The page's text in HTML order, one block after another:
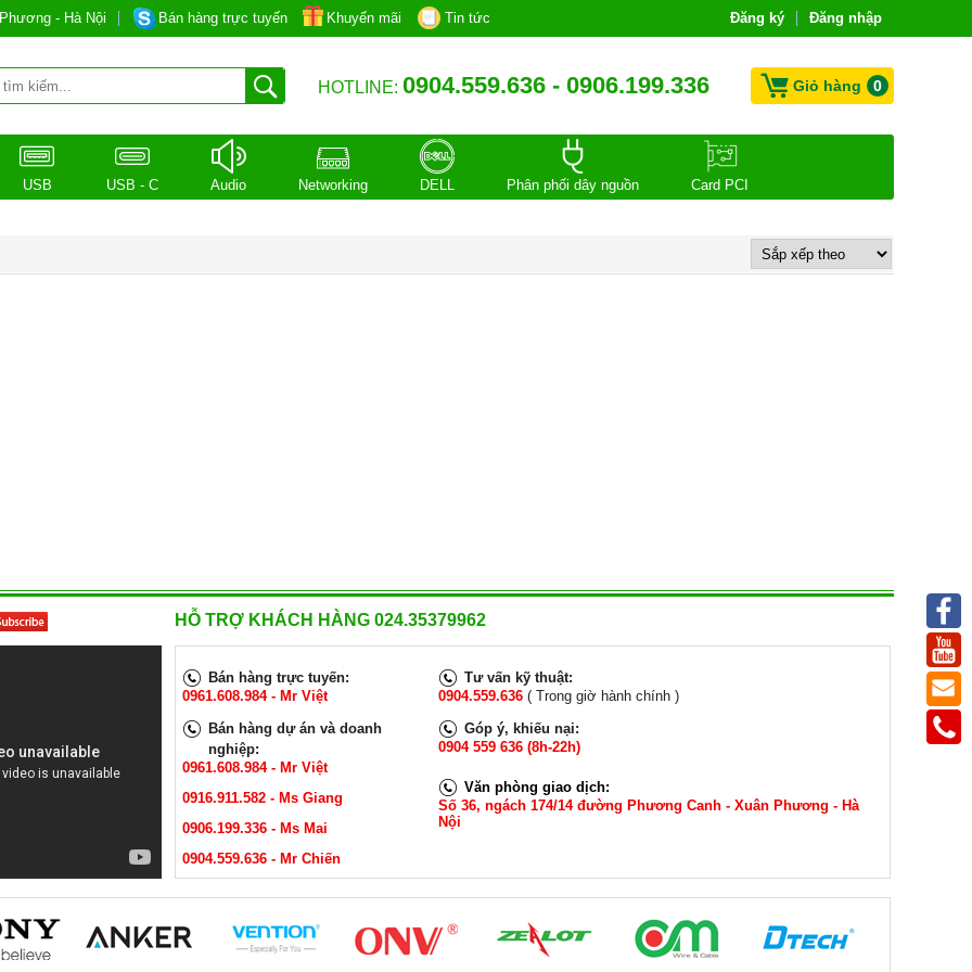
- Hà Nội Bán hàng trực tuyến Khuyến mãi Tin tức Đăng ký Đăng nhập
HOTLINE: 0904.559.636 - 0906.199.336 Giỏ hàng 0
USB USB - C Audio Networking DELL Phân phối dây nguồn
Card PCI
HỖ TRỢ KHÁCH HÀNG 024.35379962
Bán hàng trực tuyến:
0961.608.984 - Mr Việt
Bán hàng dự án và doanh
nghiệp:
0961.608.984 - Mr Việt
0916.911.582 - Ms Giang
0906.199.336 - Ms Mai
0904.559.636 - Mr Chiến
Tư vấn kỹ thuật:
0904.559.636 ( Trong giờ hành chính )
Góp ý, khiếu nại:
0904 559 636 (8h-22h)
Văn phòng giao dịch:
Số 36, ngách 174/14 đường Phương Canh - Xuân Phương - Hà
Nội